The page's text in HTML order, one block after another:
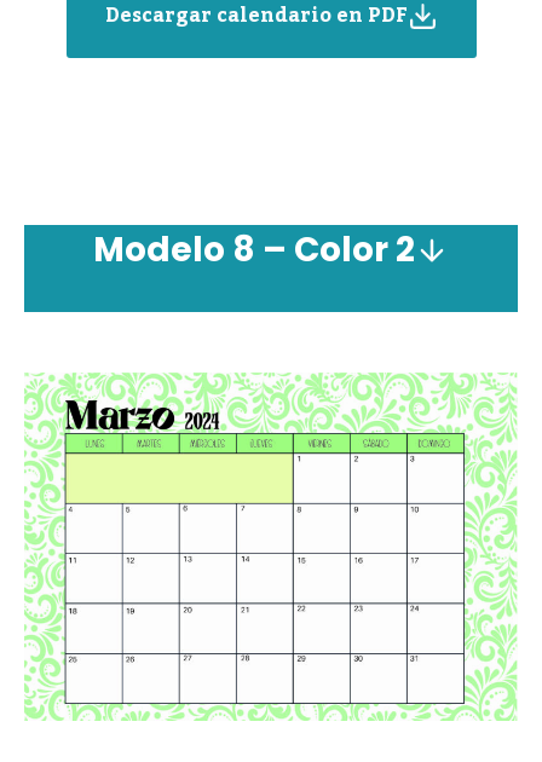
Descargar calendario en PDF
Modelo 8 – Color 2